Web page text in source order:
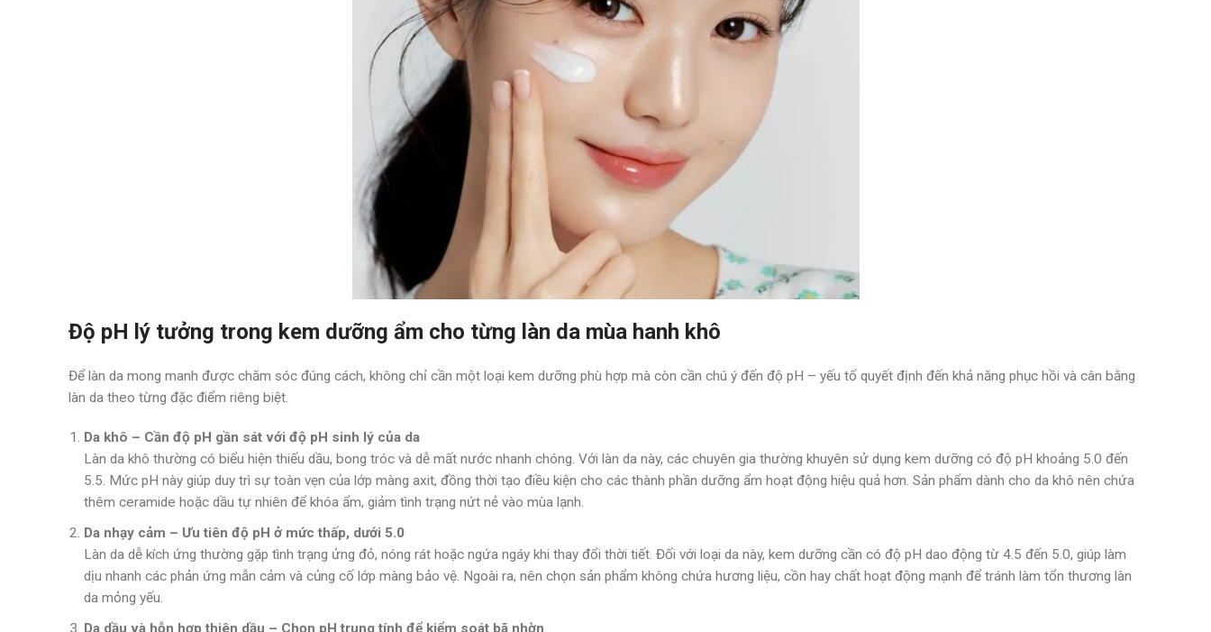
Độ pH lý tưởng trong kem dưỡng ẩm cho từng làn da mùa hanh khô
Để làn da mong manh được chăm sóc đúng cách, không chỉ cần một loại kem dưỡng phù hợp mà còn cần chú ý đến độ pH – yếu tố quyết định đến khả năng phục hồi và cân bằng
làn da theo từng đặc điểm riêng biệt.
Da khô – Cần độ pH gần sát với độ pH sinh lý của da
Làn da khô thường có biểu hiện thiếu dầu, bong tróc và dễ mất nước nhanh chóng. Với làn da này, các chuyên gia thường khuyên sử dụng kem dưỡng có độ pH khoảng 5.0 đến
5.5. Mức pH này giúp duy trì sự toàn vẹn của lớp màng axit, đồng thời tạo điều kiện cho các thành phần dưỡng ẩm hoạt động hiệu quả hơn. Sản phẩm dành cho da khô nên chứa
thêm ceramide hoặc dầu tự nhiên để khóa ẩm, giảm tình trạng nứt nẻ vào mùa lạnh.
Da nhạy cảm – Ưu tiên độ pH ở mức thấp, dưới 5.0
Làn da dễ kích ứng thường gặp tình trạng ửng đỏ, nóng rát hoặc ngứa ngáy khi thay đổi thời tiết. Đối với loại da này, kem dưỡng cần có độ pH dao động từ 4.5 đến 5.0, giúp làm
dịu nhanh các phản ứng mẫn cảm và củng cố lớp màng bảo vệ. Ngoài ra, nên chọn sản phẩm không chứa hương liệu, cồn hay chất hoạt động mạnh để tránh làm tổn thương làn
da mỏng yếu.
Da dầu và hỗn hợp thiên dầu – Chọn pH trung tính để kiểm soát bã nhờn